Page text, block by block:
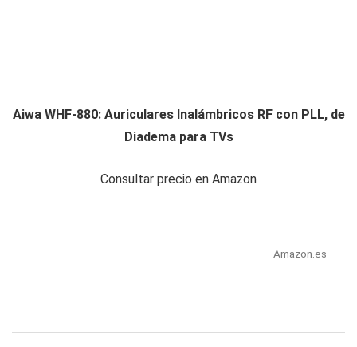
Aiwa WHF-880: Auriculares Inalámbricos RF con PLL, de
Diadema para TVs
Consultar precio en Amazon
Amazon.es